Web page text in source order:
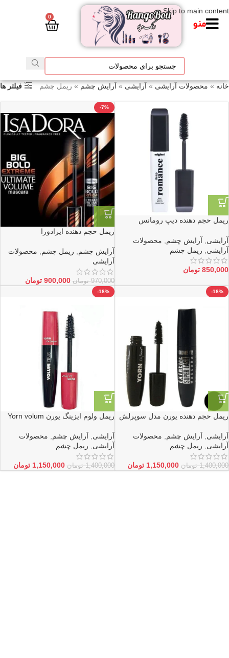
Skip to main content
منو
0
خانه » محصولات آرایشی » آرایشی » آرایش چشم » ریمل چشم فیلتر ها
ریمل حجم دهنده دیپ رومانس
آرایشی
آرایش چشم
محصولات
آرایشی
ریمل چشم
850,000 تومان
-7%
ریمل حجم‌ دهنده ایزادورا
آرایش چشم, ریمل چشم, محصولات
آرایشی
970,000 تومان 900,000 تومان
-18%
ریمل حجم دهنده یورن مدل سوپرلش
آرایشی, آرایش چشم, محصولات
آرایشی, ریمل چشم
1,400,000 تومان 1,150,000 تومان
-18%
ریمل ولوم ایزینگ یورن Yorn volum
آرایشی, آرایش چشم, محصولات
آرایشی, ریمل چشم
1,400,000 تومان 1,150,000 تومان